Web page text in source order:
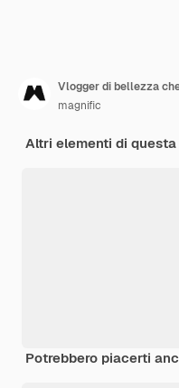
Vlogger di bellezza
magnific
Altri elementi di
Potrebbero piacerti